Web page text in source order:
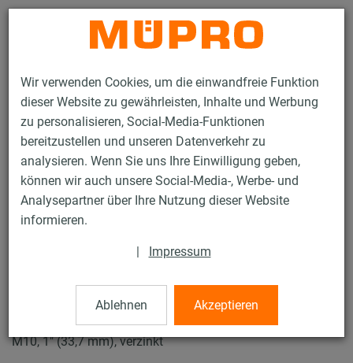
Wir verwenden Cookies, um die einwandfreie Funktion
dieser Website zu gewährleisten, Inhalte und Werbung
zu personalisieren, Social-Media-Funktionen
bereitzustellen und unseren Datenverkehr zu
analysieren. Wenn Sie uns Ihre Einwilligung geben,
können wir auch unsere Social-Media-, Werbe- und
Analysepartner über Ihre Nutzung dieser Website
informieren.
| Impressum
Ablehnen Akzeptieren
Kontakt
Produkte Befestigungstechnik
Schallschutz
Rohrschellen mit Schalldämmung
ISO-Schellen Typ H, M, T
ISO-Schellen Typ H, M, T
Iso-Schelle DÄMMGULAST® gelb, Typ M, Iso 15,5-25 mm,
M10, 1" (33,7 mm), verzinkt